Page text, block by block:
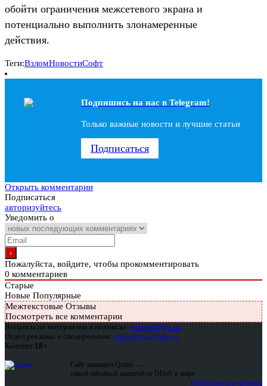
обойти ограничения межсетевого экрана и
потенциально выполнить злонамеренные
действия.
Теги:ВзломНовостиСофт
Подпишись на наc в Telegram!
Только важные новости и лучшие статьи
Подписаться
Открыть комментарии
Подписаться
авторизуйтесь
Уведомить о
Пожалуйста, войдите, чтобы прокомментировать
0 комментариев
Старые
Новые Популярные
Межтекстовые Отзывы
Посмотреть все комментарии
Вопросы по материалам и подписке: support@glc.ru
Отдел рекламы и спецпроектов: yakovleva.a@glc.ru
Контент 18+
Сайт защищен Qrator —
самой забойной защитой от DDoS в мире
Подписка для физлиц